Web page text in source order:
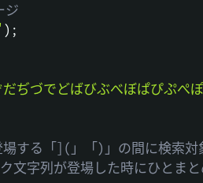
ジ
) ;
ぢづでどばびぶべぼぱぴぷぺ
する「](」「)」の間に検索対
字列が登場した時にひとま